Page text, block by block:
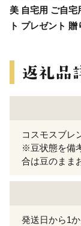
美 自宅用 ご自宅
ト プレゼント
コスモスブレ
※豆状態を備
合は豆のまま
発送日から1か